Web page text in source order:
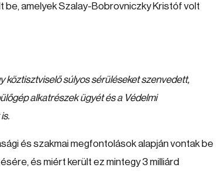
be, amelyek Szalay-Bobrovniczky Kristóf volt
köztisztviselő súlyos sérüléseket szenvedett,
alkatrészek ügyét és a Védelmi
és szakmai megfontolások alapján vontak be
és miért került ez mintegy 3 milliárd